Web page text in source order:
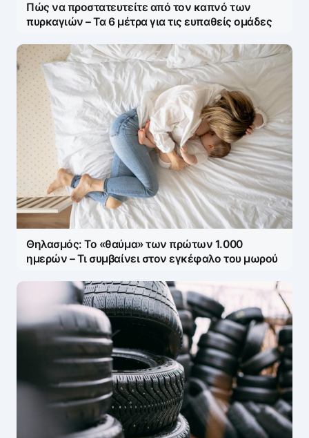
Πώς να προστατευτείτε από τον καπνό των
πυρκαγιών – Τα 6 μέτρα για τις ευπαθείς ομάδες
Θηλασμός: Το «θαύμα» των πρώτων 1.000
ημερών – Τι συμβαίνει στον εγκέφαλο του μωρού